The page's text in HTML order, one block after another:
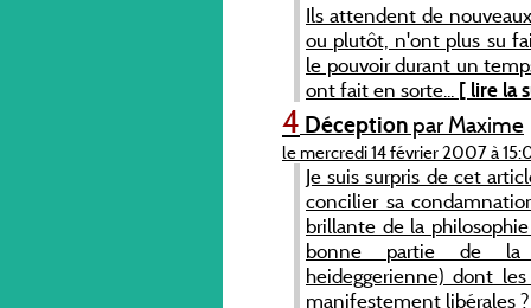
Ils attendent de
ou plutôt, n'ont plus su
le pouvoir durant un
ont fait en sorte... [ lire la
4 Déception par Maxime
le mercredi 14 février 2007 à
Je suis surpris de cet
concilier sa
brillante de la
bonne partie de la
heideggerienne) dont
manifestement libérales